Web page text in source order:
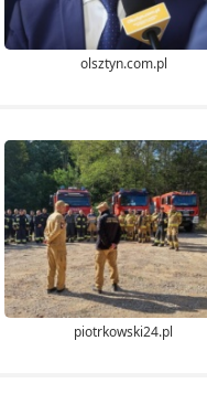
olsztyn.com.pl
piotrkowski24.pl